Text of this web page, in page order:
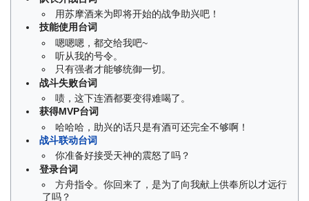
用苏摩酒来为即将开始的战争助兴吧！
技能使用台词
嗯嗯嗯，都交给我吧~
听从我的号令。
只有强者才能够统御一切。
战斗失败台词
啧，这下连酒都要变得难喝了。
获得MVP台词
哈哈哈，助兴的话只是有酒可还完全不够啊！
战斗联动台词
你准备好接受天神的震怒了吗？
登录台词
方舟指令。你回来了，是为了向我献上供奉所以才远行
了吗？